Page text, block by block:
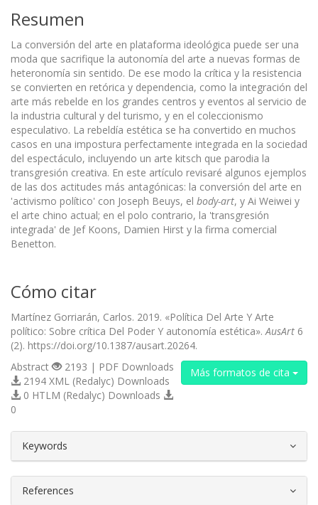
Resumen
La conversión del arte en plataforma ideológica puede ser una
moda que sacrifique la autonomía del arte a nuevas formas de
heteronomía sin sentido. De ese modo la crítica y la resistencia
se convierten en retórica y dependencia, como la integración del
arte más rebelde en los grandes centros y eventos al servicio de
la industria cultural y del turismo, y en el coleccionismo
especulativo. La rebeldía estética se ha convertido en muchos
casos en una impostura perfectamente integrada en la sociedad
del espectáculo, incluyendo un arte kitsch que parodia la
transgresión creativa. En este artículo revisaré algunos ejemplos
de las dos actitudes más antagónicas: la conversión del arte en
'activismo político' con Joseph Beuys, el body-art, y Ai Weiwei y
el arte chino actual; en el polo contrario, la 'transgresión
integrada' de Jef Koons, Damien Hirst y la firma comercial
Benetton.
Cómo citar
Martínez Gorriarán, Carlos. 2019. «Política Del Arte Y Arte
político: Sobre crítica Del Poder Y autonomía estética». AusArt 6
(2). https://doi.org/10.1387/ausart.20264.
Más formatos de cita
Abstract
2193 | PDF Downloads
2194 XML (Redalyc) Downloads
0 HTLM (Redalyc) Downloads
0
Keywords
References